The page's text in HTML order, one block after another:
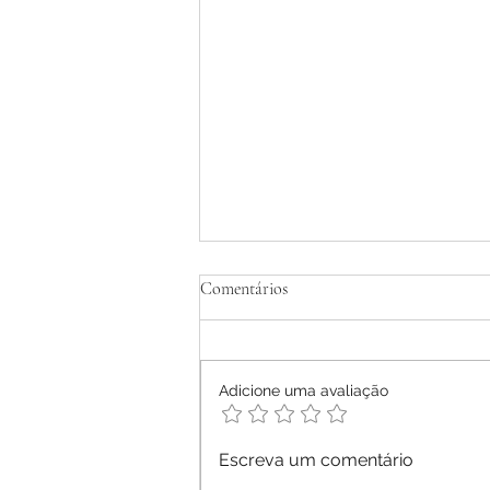
Tratamento Homeopático de
Relato de Caso
Comentários
Adicione uma avaliação
Escreva um comentário